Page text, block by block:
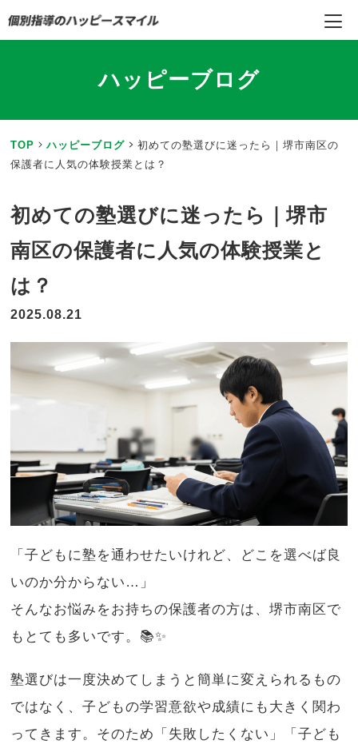
ハッピーブログ
TOP ハッピーブログ
初めての塾選びに迷ったら｜堺市南区の
保護者に人気の体験授業とは？
初めての塾選びに迷ったら｜堺市
南区の保護者に人気の体験授業と
は？
2025.08.21
「子どもに塾を通わせたいけれど、どこを選べば良
いのか分からない…」
そんなお悩みをお持ちの保護者の方は、堺市南区で
もとても多いです。📚✨
塾選びは一度決めてしまうと簡単に変えられるもの
ではなく、子どもの学習意欲や成績にも大きく関わ
ってきます。そのため「失敗したくない」「子ども